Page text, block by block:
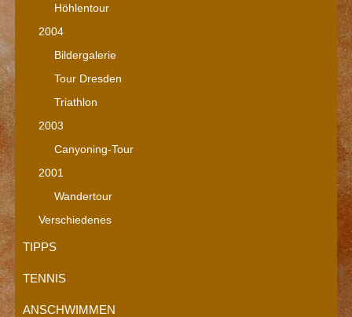
Höhlentour
2004
Bildergalerie
Tour Dresden
Triathlon
2003
Canyoning-Tour
2001
Wandertour
Verschiedenes
TIPPS
TENNIS
ANSCHWIMMEN